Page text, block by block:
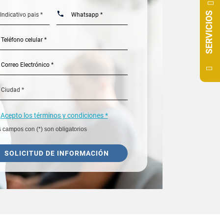
Acepto los términos y condiciones *
campos con (*) son obligatorios
SOLICITUD DE INFORMACIÓN
SERVICIOS